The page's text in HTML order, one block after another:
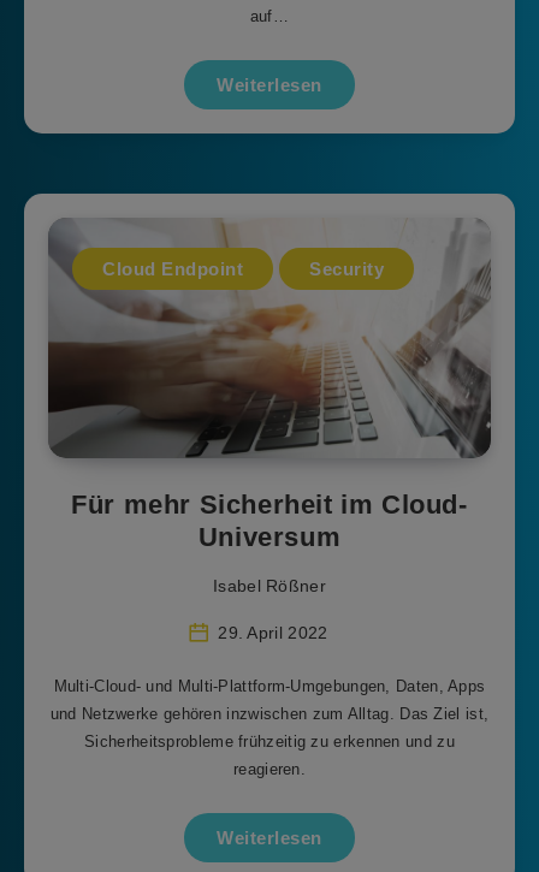
auf…
Weiterlesen
Cloud Endpoint Security
Für mehr Sicherheit im Cloud-
Universum
Isabel Rößner
29. April 2022
Multi-Cloud- und Multi-Plattform-Umgebungen, Daten, Apps
und Netzwerke gehören inzwischen zum Alltag. Das Ziel ist,
Sicherheitsprobleme frühzeitig zu erkennen und zu
reagieren.
Weiterlesen